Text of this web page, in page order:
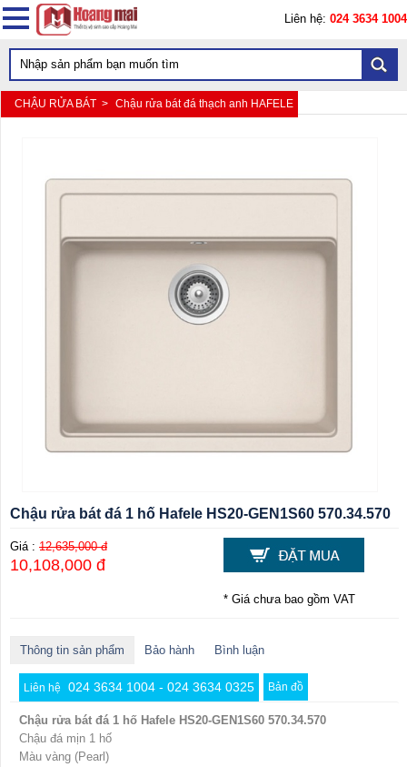
Liên hệ: 024 3634 1004
CHẬU RỬA BÁT > Chậu rửa bát đá thạch anh HAFELE
Chậu rửa bát đá 1 hố Hafele HS20-GEN1S60 570.34.570
Giá : 12,635,000 đ
10,108,000 đ
* Giá chưa bao gồm VAT
Thông tin sản phẩm Bảo hành Bình luận
Liên hệ 024 3634 1004 - 024 3634 0325 Bản đồ
Chậu rửa bát đá 1 hố Hafele HS20-GEN1S60 570.34.570
Chậu đá mịn 1 hố
Màu vàng (Pearl)